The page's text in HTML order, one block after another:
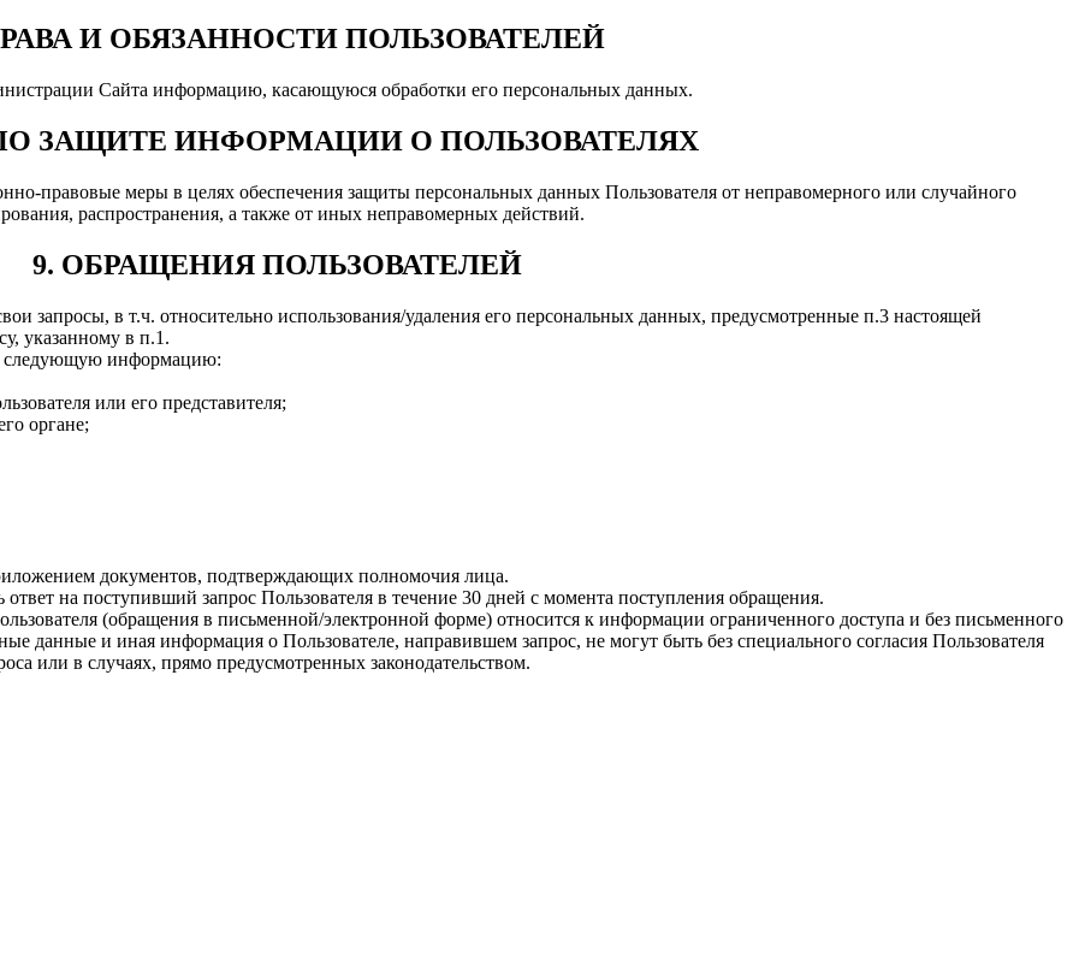
И ОБЯЗАННОСТИ ПОЛЬЗОВАТЕЛЕЙ
Сайта информацию, касающуюся обработки его персональных данных.
ЗАЩИТЕ ИНФОРМАЦИИ О ПОЛЬЗОВАТЕЛЯХ
правовые меры в целях обеспечения защиты персональных данных Пользователя от неправомерного или случайного
распространения, а также от иных неправомерных действий.
9. ОБРАЩЕНИЯ ПОЛЬЗОВАТЕЛЕЙ
запросы, в т.ч. относительно использования/удаления его персональных данных, предусмотренные п.3 настоящей
указанному в п.1.
следующую информацию:
или его представителя;
органе;
документов, подтверждающих полномочия лица.
на поступивший запрос Пользователя в течение 30 дней с момента поступления обращения.
(обращения в письменной/электронной форме) относится к информации ограниченного доступа и без письменного
данные и иная информация о Пользователе, направившем запрос, не могут быть без специального согласия Пользователя
или в случаях, прямо предусмотренных законодательством.